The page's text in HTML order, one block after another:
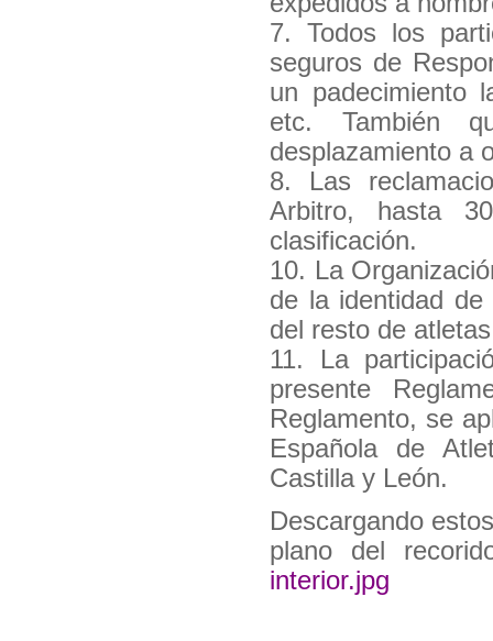
7. Todos los
seguros de
un padecimiento
etc. También
desplazamiento a
8. Las
Arbitro, hasta
clasificación.
10. La
de la identidad
del resto de
11. La
presente
Reglamento, se
Española de
Castilla y León.
Descargando
plano del
interior.jpg